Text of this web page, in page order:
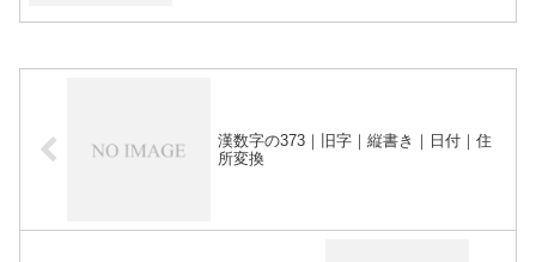
漢数字の373｜旧字｜縦書き｜日付｜住
所変換